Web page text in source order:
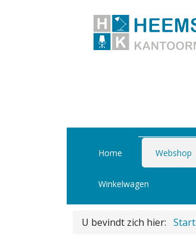
Home Webshop
Winkelwagen
U bevindt zich hier: Start